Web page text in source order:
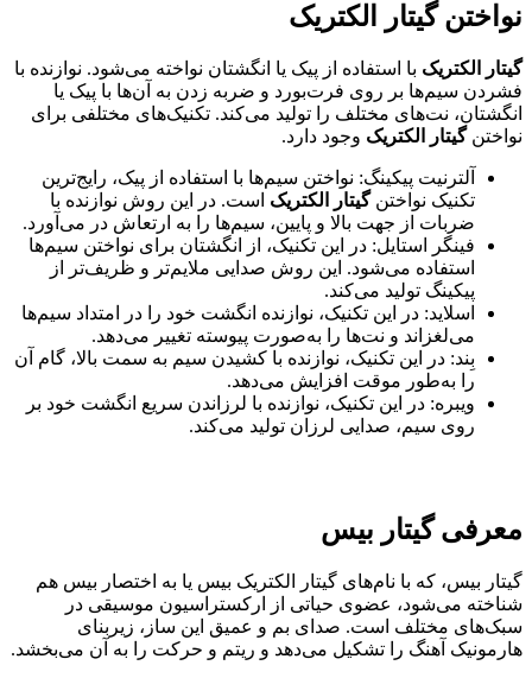
نواختن گیتار الکتریک
گیتار الکتریک با استفاده از پیک یا انگشتان نواخته می‌شود. نوازنده با
فشردن سیم‌ها بر روی فرت‌بورد و ضربه زدن به آن‌ها با پیک یا
انگشتان، نت‌های مختلف را تولید می‌کند. تکنیک‌های مختلفی برای
نواختنگیتار الکتریک وجود دارد.
آلترنیت پیکینگ: نواختن سیم‌ها با استفاده از پیک، رایج‌ترین
تکنیک نواختنگیتار الکتریک است. در این روش نوازنده با
ضربات از جهت بالا و پایین، سیم‌ها را به ارتعاش در می‌آورد.
فینگر استایل: در این تکنیک، از انگشتان برای نواختن سیم‌ها
استفاده می‌شود. این روش صدایی ملایم‌تر و ظریف‌تر از
پیکینگ تولید می‌کند.
اسلاید: در این تکنیک، نوازنده انگشت خود را در امتداد سیم‌ها
می‌لغزاند و نت‌ها را به‌صورت پیوسته تغییر می‌دهد.
بِند: در این تکنیک، نوازنده با کشیدن سیم به سمت بالا، گام آن
را به‌طور موقت افزایش می‌دهد.
ویبره: در این تکنیک، نوازنده با لرزاندن سریع انگشت خود بر
روی سیم، صدایی لرزان تولید می‌کند.
معرفی گیتار بیس
گیتار بیس، که با نام‌های گیتار الکتریک بیس یا به اختصار بیس هم
شناخته می‌شود، عضوی حیاتی از ارکستراسیون موسیقی در
سبک‌های مختلف است. صدای بم و عمیق این ساز، زیربنای
هارمونیک آهنگ را تشکیل می‌دهد و ریتم و حرکت را به آن می‌بخشد.